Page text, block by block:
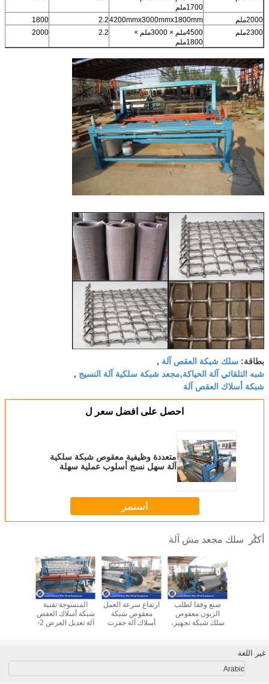
1700ملم
2000ملم 4200mmx3000mmx1800mm
2.2
1800
2300ملم
4500ملم × 3000ملم ×
1800ملم
2.2
2000
بطاقة: سلك شبكة العقص آلة ,
شبه التلقائي آلة الحياكة,مجعد شبكة سلكية آلة النسيج ,
شبكة أسلاك العقص آلة
احصل على افضل سعر ل
متعددة وظيفية معقوص شبكة سلكية
آلة سهل نسج أسلوب عملية سهلة
استمر
أكثر سلك مجعد مش آلة
المنسوجة تقنية
شبكة أسلاك العقص
آلة تعديل العرض 2-
ارتفاع سرعة العمل
معقوص شبكة
أسلاك آلة حفزت
صنع وفقا لطلب
الزبون معقوص
سلك شبكة تجهيز،
غير اللغة
Arabic